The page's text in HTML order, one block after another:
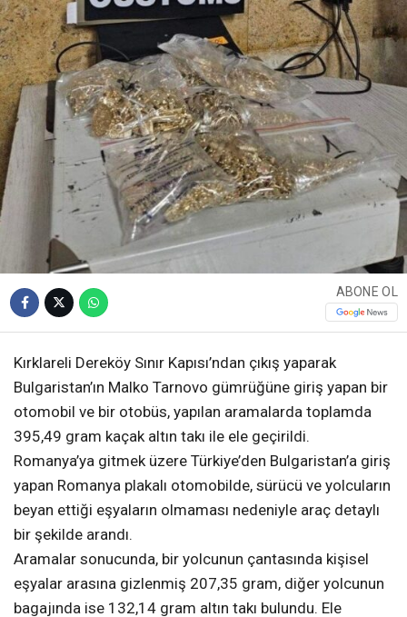
ABONE OL
Kırklareli Dereköy Sınır Kapısı’ndan çıkış yaparak
Bulgaristan’ın Malko Tarnovo gümrüğüne giriş yapan bir
otomobil ve bir otobüs, yapılan aramalarda toplamda
395,49 gram kaçak altın takı ile ele geçirildi.
Romanya’ya gitmek üzere Türkiye’den Bulgaristan’a giriş
yapan Romanya plakalı otomobilde, sürücü ve yolcuların
beyan ettiği eşyaların olmaması nedeniyle araç detaylı
bir şekilde arandı.
Aramalar sonucunda, bir yolcunun çantasında kişisel
eşyalar arasına gizlenmiş 207,35 gram, diğer yolcunun
bagajında ise 132,14 gram altın takı bulundu. Ele